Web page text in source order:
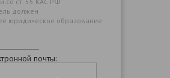
должен
юридическое образование
почты: